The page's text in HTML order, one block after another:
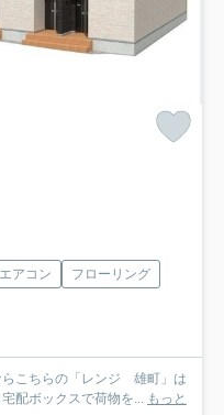
エアコン
フローリング
らこちらの「レンジ 雄町」は
配ボックスで荷物を... もっと